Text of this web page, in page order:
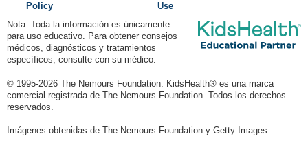
Policy
Use
Nota: Toda la información es únicamente
para uso educativo. Para obtener consejos
médicos, diagnósticos y tratamientos
específicos, consulte con su médico.
© 1995-2026 The Nemours Foundation. KidsHealth® es una marca
comercial registrada de The Nemours Foundation. Todos los derechos
reservados.
Imágenes obtenidas de The Nemours Foundation y Getty Images.